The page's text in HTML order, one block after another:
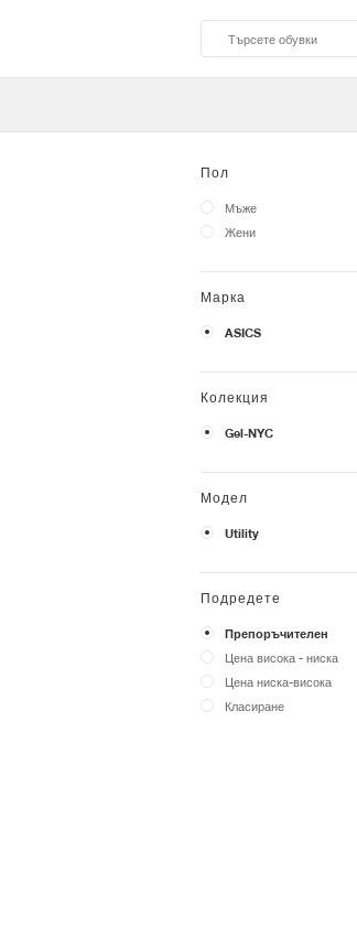
Пол
Мъже
Жени
Марка
ASICS
Колекция
Gel-NYC
Модел
Utility
Подредете
Препоръчителен
Цена висока - ниска
Цена ниска-висока
Класиране